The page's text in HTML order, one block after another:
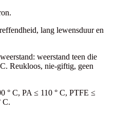
lang lewensduur en
weerstand teen die
Reukloos, nie-giftig, geen
° C, PA ≤ 110 ° C, PTFE ≤
C.